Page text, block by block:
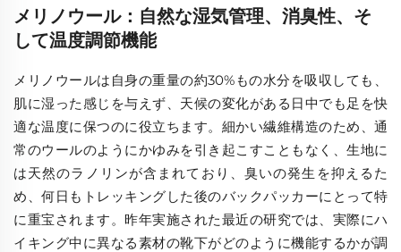
メリノウール：自然な湿気管理、消臭性、そ
して温度調節機能
メリノウールは自身の重量の約30%もの水分を吸収しても、
肌に湿った感じを与えず、天候の変化がある日中でも足を快
適な温度に保つのに役立ちます。細かい繊維構造のため、通
常のウールのようにかゆみを引き起こすこともなく、生地に
は天然のラノリンが含まれており、臭いの発生を抑えるた
め、何日もトレッキングした後のバックパッカーにとって特
に重宝されます。昨年実施された最近の研究では、実際にハ
イキング中に異なる素材の靴下がどのように機能するかが調